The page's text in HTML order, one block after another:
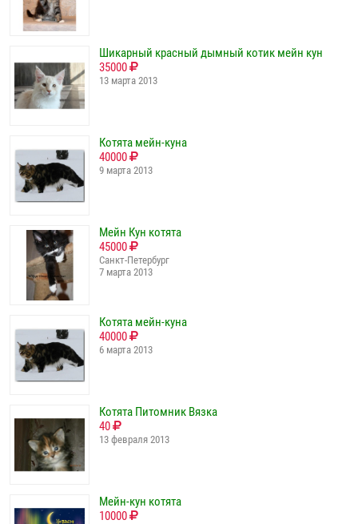
Шикарный красный дымный котик мейн кун
35000
13 марта 2013
Котята мейн-куна
40000
9 марта 2013
Мейн Кун котята
45000
Санкт-Петербург
7 марта 2013
Котята мейн-куна
40000
6 марта 2013
Котята Питомник Вязка
40
13 февраля 2013
Мейн-кун котята
10000